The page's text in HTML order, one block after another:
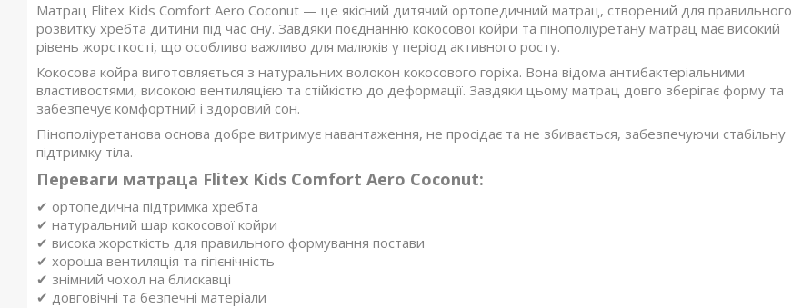
Матрац Flitex Kids Comfort Aero Coconut — це якісний дитячий ортопедичний матрац, створений для правильного
розвитку хребта дитини під час сну. Завдяки поєднанню кокосової койри та пінополіуретану матрац має високий
рівень жорсткості, що особливо важливо для малюків у період активного росту.
Кокосова койра виготовляється з натуральних волокон кокосового горіха. Вона відома антибактеріальними
властивостями, високою вентиляцією та стійкістю до деформації. Завдяки цьому матрац довго зберігає форму та
забезпечує комфортний і здоровий сон.
Пінополіуретанова основа добре витримує навантаження, не просідає та не збивається, забезпечуючи стабільну
підтримку тіла.
Переваги матраца Flitex Kids Comfort Aero Coconut:
✔ ортопедична підтримка хребта
✔ натуральний шар кокосової койри
✔ висока жорсткість для правильного формування постави
✔ хороша вентиляція та гігієнічність
✔ знімний чохол на блискавці
✔ довговічні та безпечні матеріали